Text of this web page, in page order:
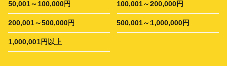
50,001～100,000円 100,001～200,000円
200,001～500,000円 500,001～1,000,000円
1,000,001円以上